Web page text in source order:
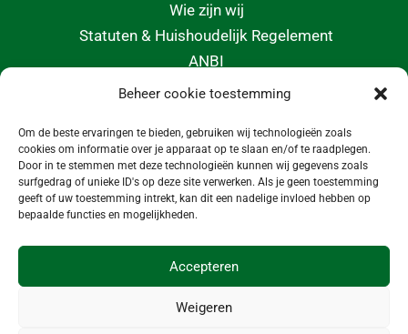
Beheer cookie toestemming
Om de beste ervaringen te bieden, gebruiken wij technologieën zoals
cookies om informatie over je apparaat op te slaan en/of te raadplegen.
Door in te stemmen met deze technologieën kunnen wij gegevens zoals
surfgedrag of unieke ID's op deze site verwerken. Als je geen toestemming
geeft of uw toestemming intrekt, kan dit een nadelige invloed hebben op
bepaalde functies en mogelijkheden.
Accepteren
Weigeren
Wie zijn wij
Statuten & Huishoudelijk Regelement
ANBI
info@morgeninmedemblik.nl